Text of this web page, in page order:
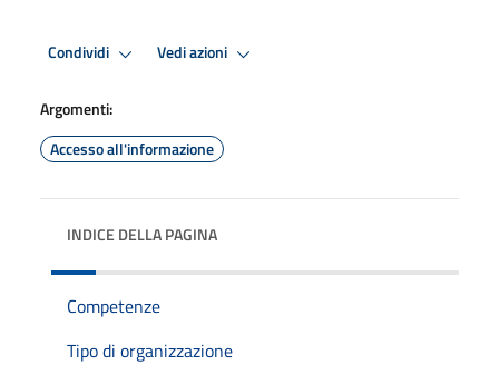
Condividi Vedi azioni
Argomenti:
Accesso all'informazione
INDICE DELLA PAGINA
Competenze
Tipo di organizzazione